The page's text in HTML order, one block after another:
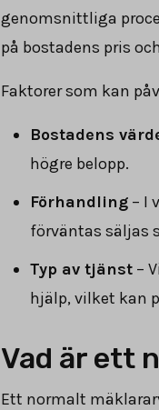
genomsnittliga
på bostadens pris
Faktorer som kan
Bostadens
högre belopp.
Förhandling – I
förväntas säljas
Typ av tjänst –
hjälp, vilket kan
Vad är ett
Ett normalt